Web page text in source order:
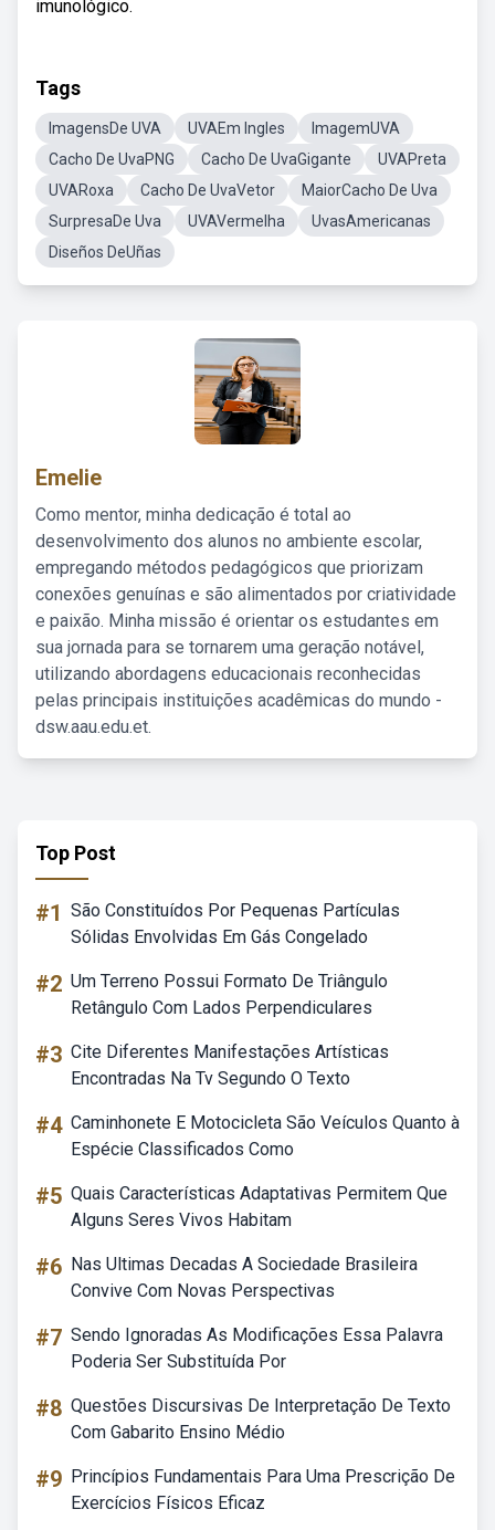
imunológico.
Tags
ImagensDe UVA UVAEm Ingles
ImagemUVA
Cacho De UvaPNG
Cacho De UvaGigante
UVAPreta
UVARoxa
Cacho De UvaVetor
MaiorCacho De Uva
SurpresaDe Uva
UVAVermelha
UvasAmericanas
Diseños DeUñas
Emelie
Como mentor, minha dedicação é total ao
desenvolvimento dos alunos no ambiente escolar,
empregando métodos pedagógicos que priorizam
conexões genuínas e são alimentados por criatividade
e paixão. Minha missão é orientar os estudantes em
sua jornada para se tornarem uma geração notável,
utilizando abordagens educacionais reconhecidas
pelas principais instituições acadêmicas do mundo -
dsw.aau.edu.et.
Top Post
#1 São Constituídos Por Pequenas Partículas
Sólidas Envolvidas Em Gás Congelado
#2 Um Terreno Possui Formato De Triângulo
Retângulo Com Lados Perpendiculares
#3 Cite Diferentes Manifestações Artísticas
Encontradas Na Tv Segundo O Texto
#4 Caminhonete E Motocicleta São Veículos Quanto à
Espécie Classificados Como
#5 Quais Características Adaptativas Permitem Que
Alguns Seres Vivos Habitam
#6 Nas Ultimas Decadas A Sociedade Brasileira
Convive Com Novas Perspectivas
#7 Sendo Ignoradas As Modificações Essa Palavra
Poderia Ser Substituída Por
#8 Questões Discursivas De Interpretação De Texto
Com Gabarito Ensino Médio
#9 Princípios Fundamentais Para Uma Prescrição De
Exercícios Físicos Eficaz